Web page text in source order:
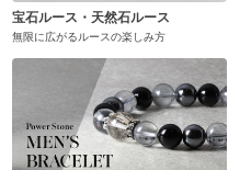
宝石ルース・天然石ルース
無限に広がるルースの楽しみ方